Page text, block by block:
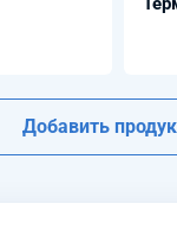
Добавить